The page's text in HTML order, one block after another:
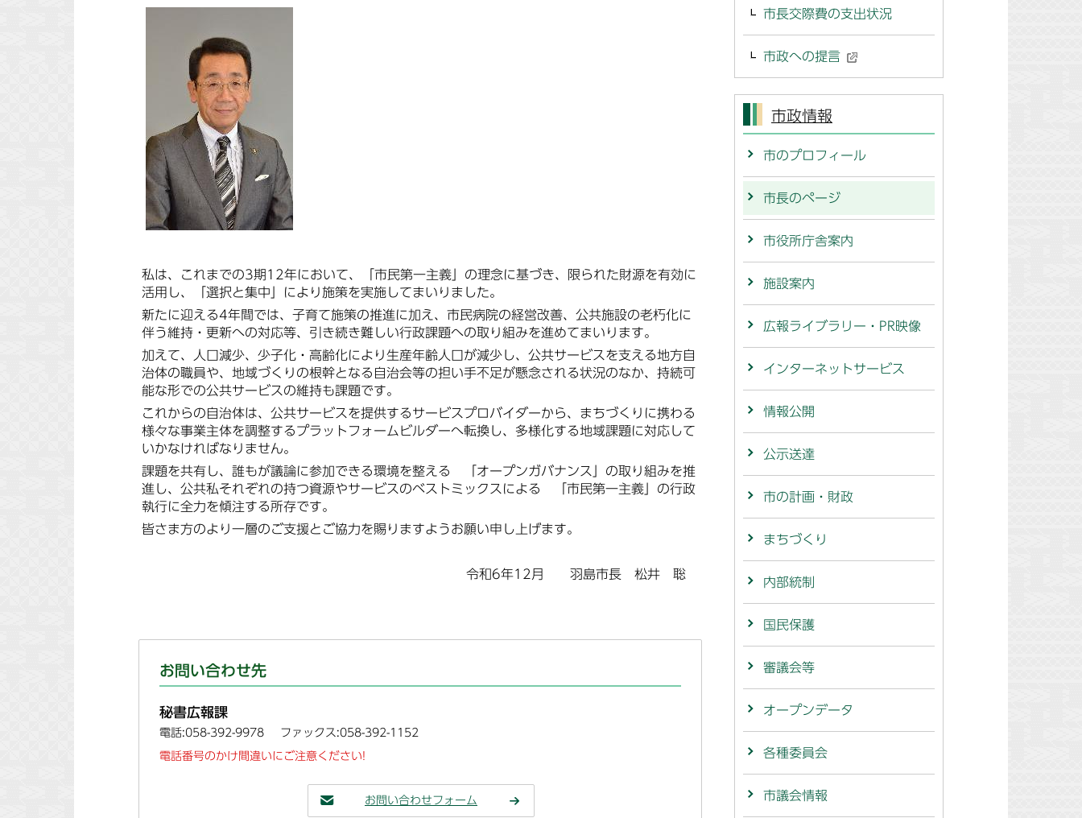
私は、これまでの3期12年において、「市民第一主義」の理念に基づき、限られた財源を有効に
活用し、「選択と集中」により施策を実施してまいりました。
新たに迎える4年間では、子育て施策の推進に加え、市民病院の経営改善、公共施設の老朽化に
伴う維持・更新への対応等、引き続き難しい行政課題への取り組みを進めてまいります。
加えて、人口減少、少子化・高齢化により生産年齢人口が減少し、公共サービスを支える地方自
治体の職員や、地域づくりの根幹となる自治会等の担い手不足が懸念される状況のなか、持続可
能な形での公共サービスの維持も課題です。
これからの自治体は、公共サービスを提供するサービスプロバイダーから、まちづくりに携わる
様々な事業主体を調整するプラットフォームビルダーへ転換し、多様化する地域課題に対応して
いかなければなりません。
課題を共有し、誰もが議論に参加できる環境を整える 「オープンガバナンス」の取り組みを推
進し、公共私それぞれの持つ資源やサービスのベストミックスによる 「市民第一主義」の行政
執行に全力を傾注する所存です。
皆さま方のより一層のご支援とご協力を賜りますようお願い申し上げます。
令和6年12月 羽島市長 松井 聡
お問い合わせ先
秘書広報課
電話:058-392-9978 ファックス:058-392-1152
電話番号のかけ間違いにご注意ください!
お問い合わせフォーム
市長交際費の支出状況
市政への提言
市政情報
市のプロフィール
市長のページ
市役所庁舎案内
施設案内
広報ライブラリー・PR映像
インターネットサービス
情報公開
公示送達
市の計画・財政
まちづくり
内部統制
国民保護
審議会等
オープンデータ
各種委員会
市議会情報